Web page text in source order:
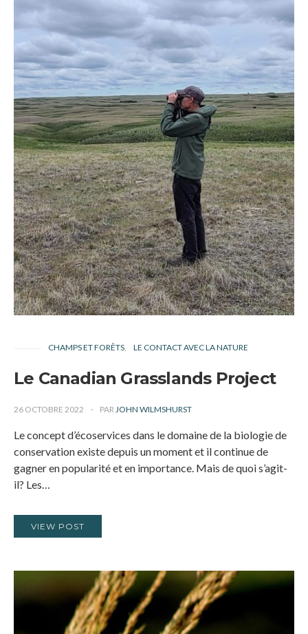
CHAMPS ET FORÊTS LE CONTACT AVEC LA NATURE
Le Canadian Grasslands Project
26 OCTOBRE 2022 PARJOHN WILMSHURST
Le concept d’écoservices dans le domaine de la biologie de
conservation existe depuis un moment et il continue de
gagner en popularité et en importance. Mais de quoi s’agit-
il? Les…
VIEW POST